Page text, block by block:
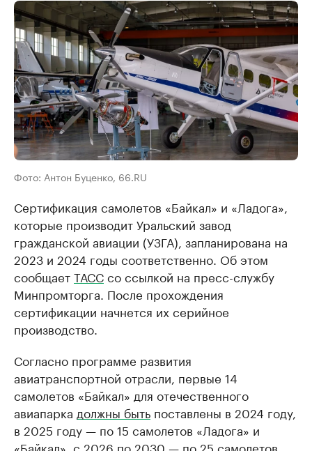
Фото: Антон Буценко, 66.RU
Сертификация самолетов «Байкал» и «Ладога»,
которые производит Уральский завод
гражданской авиации (УЗГА), запланирована на
2023 и 2024 годы соответственно. Об этом
сообщаетТАССсо ссылкой на пресс-службу
Минпромторга. После прохождения
сертификации начнется их серийное
производство.
Согласно программе развития
авиатранспортной отрасли, первые 14
самолетов «Байкал» для отечественного
авиапарка должны быть поставлены в 2024 году,
в 2025 году — по 15 самолетов «Ладога» и
«Байкал», с 2026 по 2030 — по 25 самолетов